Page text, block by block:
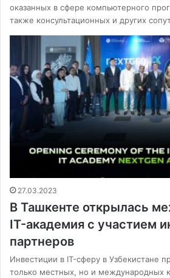
оказанных в сфере компьютерного
также консультационных и других
27.03.2023
В Ташкенте открылась
IT-академия с участием
партнеров
Инвестиции в IT-сферу в Узбекистане
только местных, но и международных